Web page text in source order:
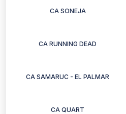
CA SONEJA
CA RUNNING DEAD
CA SAMARUC - EL PALMAR
CA QUART